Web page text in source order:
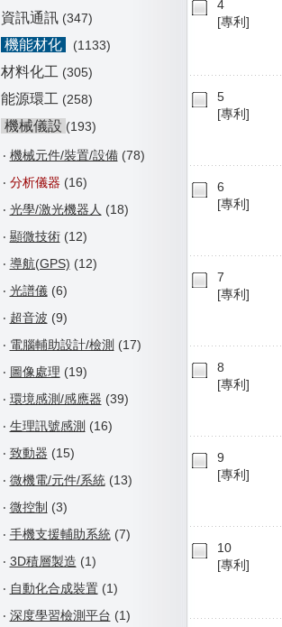
資訊通訊(347)
機能材化
(1133)
材料化工 (305)
能源環工 (258)
機械儀設 (193)
‧ 機械元件/裝置/設備(78)
‧ 分析儀器 (16)
‧ 光學/激光機器人 (18)
‧ 顯微技術(12)
‧ 導航(GPS) (12)
‧ 光譜儀(6)
‧ 超音波 (9)
‧ 電腦輔助設計/檢測 (17)
‧ 圖像處理 (19)
‧ 環境感測/感應器 (39)
‧ 生理訊號感測 (16)
‧ 致動器 (15)
‧ 微機電/元件/系統(13)
‧ 微控制 (3)
‧ 手機支援輔助系統(7)
‧ 3D積層製造 (1)
‧ 自動化合成裝置(1)
‧ 深度學習檢測平台 (1)
4
[專利]
5
[專利]
6
[專利]
7
[專利]
8
[專利]
9
[專利]
10
[專利]